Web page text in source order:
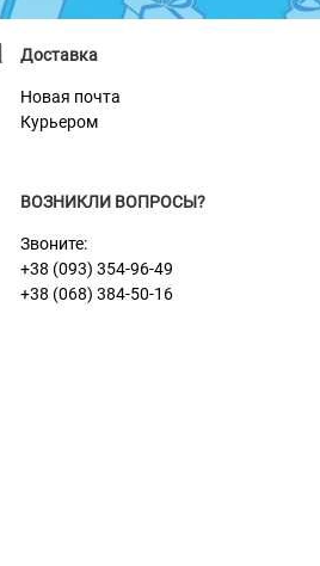
Доставка
Новая почта
Курьером
ВОЗНИКЛИ ВОПРОСЫ?
Звоните:
+38 (093) 354-96-49
+38 (068) 384-50-16